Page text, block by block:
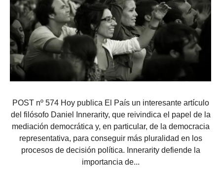
POST nº 574 Hoy publica El País un interesante artículo
del filósofo Daniel Innerarity, que reivindica el papel de la
mediación democrática y, en particular, de la democracia
representativa, para conseguir más pluralidad en los
procesos de decisión política. Innerarity defiende la
importancia de...